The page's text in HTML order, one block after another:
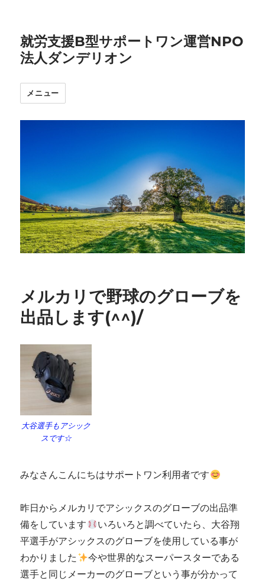
就労支援B型サポートワン運営NPO
法人ダンデリオン
メニュー
メルカリで野球のグローブを
出品します(^^)/
大谷選手もアシック
スです☆
みなさんこんにちはサポートワン利用者です
昨日からメルカリでアシックスのグローブの出品準
備をしています
いろいろと調べていたら、大谷翔
平選手がアシックスのグローブを使用している事が
わかりました
今や世界的なスーパースターである
選手と同じメーカーのグローブという事が分かって